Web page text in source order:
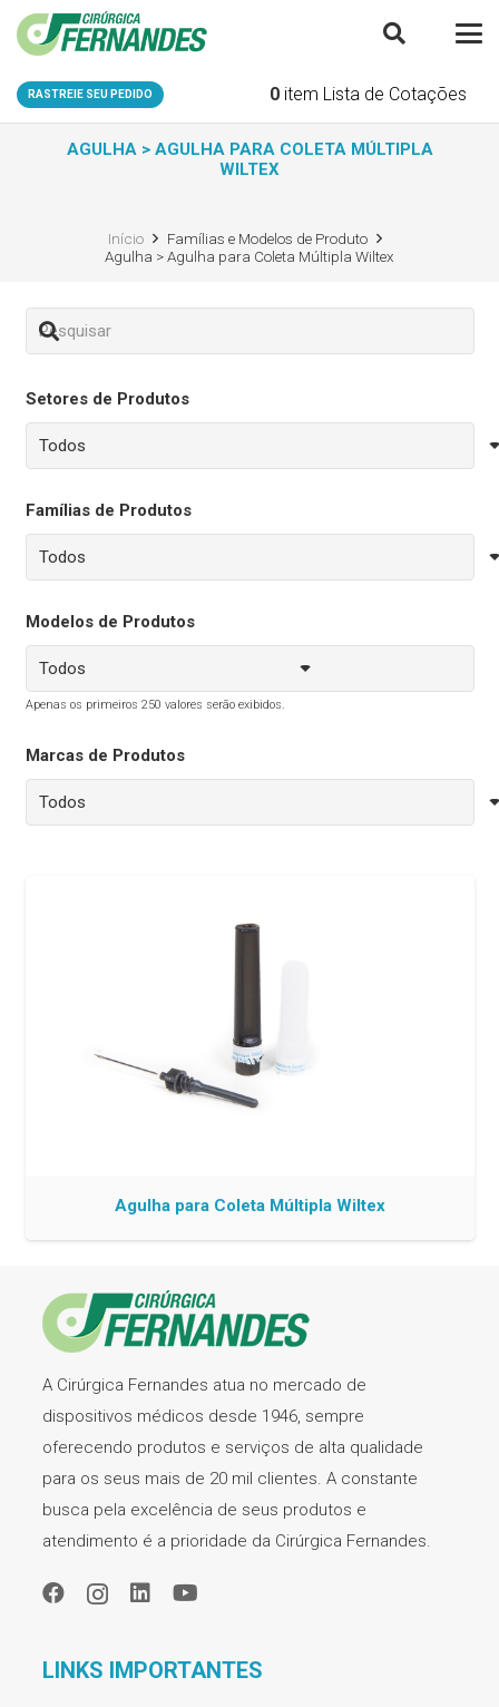
RASTREIE SEU PEDIDO 0 item Lista de Cotações
AGULHA > AGULHA PARA COLETA MÚLTIPLA
WILTEX
Início
Famílias e Modelos de Produto
Agulha > Agulha para Coleta Múltipla Wiltex
Setores de Produtos
Famílias de Produtos
Modelos de Produtos
Apenas os primeiros 250 valores serão exibidos.
Marcas de Produtos
Agulha para Coleta Múltipla Wiltex
A Cirúrgica Fernandes atua no mercado de
dispositivos médicos desde 1946, sempre
oferecendo produtos e serviços de alta qualidade
para os seus mais de 20 mil clientes. A constante
busca pela excelência de seus produtos e
atendimento é a prioridade da Cirúrgica Fernandes.
LINKS IMPORTANTES